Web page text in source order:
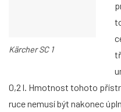
Kärcher SC 1
0,2 l. Hmotnost tohoto
ruce nemusí být nakonec